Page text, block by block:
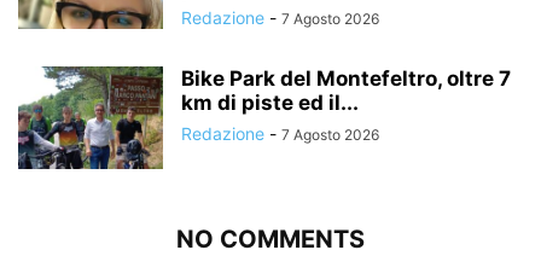
Redazione - 7 Agosto 2026
Bike Park del Montefeltro, oltre 7
km di piste ed il...
Redazione - 7 Agosto 2026
NO COMMENTS